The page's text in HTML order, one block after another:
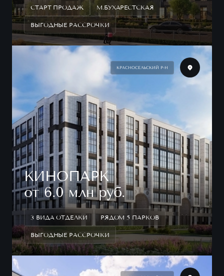
СТАРТ ПРОДАЖ М.БУХАРЕСТСКАЯ
ВЫГОДНЫЕ РАССРОЧКИ
КРАСНОСЕЛЬСКИЙ Р-Н
КИНОПАРК
от 6.0 млн руб.
3 ВИДА ОТДЕЛКИ РЯДОМ 5 ПАРКОВ
ВЫГОДНЫЕ РАССРОЧКИ